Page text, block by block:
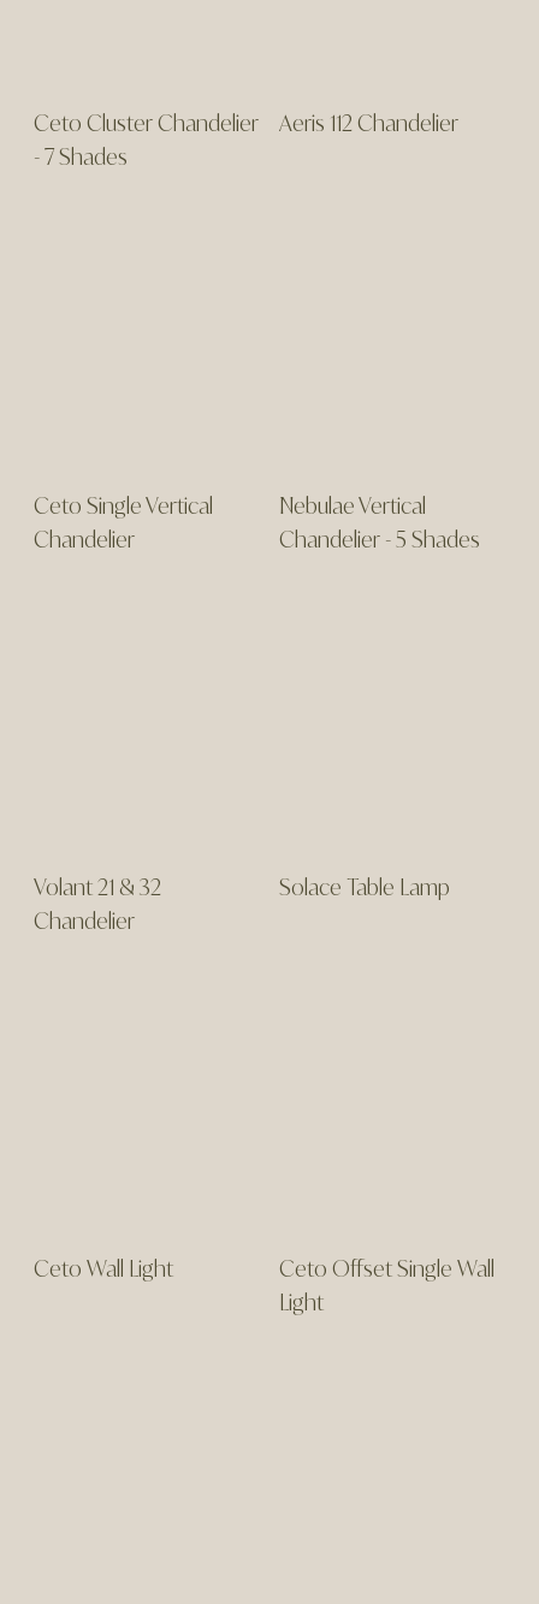
Ceto Cluster Chandelier
- 7 Shades
Aeris 112 Chandelier
Ceto Single Vertical
Chandelier
Nebulae Vertical
Chandelier - 5 Shades
Volant 21 & 32
Chandelier
Solace Table Lamp
Ceto Wall Light
Ceto Offset Single Wall
Light